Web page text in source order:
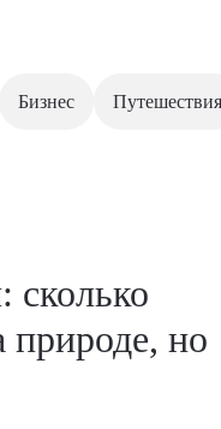
Бизнес Путешествия
сколько
природе, но